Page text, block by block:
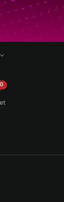
0 ürün